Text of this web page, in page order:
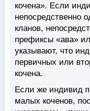
кочена». Если
непосредственно
кланов,
префиксы «ава»
указывают, что
первичных или
кочена.
Если же индивид
малых коченов,